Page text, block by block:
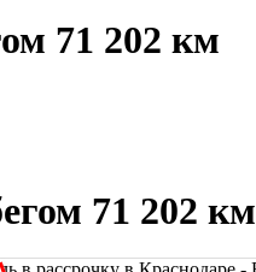
71 202 км
71 202 км